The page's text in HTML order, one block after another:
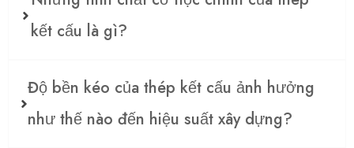
kết cấu là gì?
Độ bền kéo của thép kết cấu ảnh hưởng
như thế nào đến hiệu suất xây dựng?